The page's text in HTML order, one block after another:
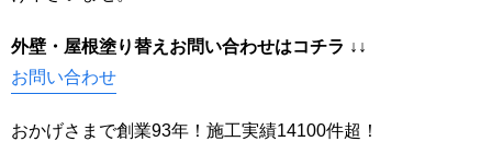
外壁・屋根塗り替えお問い合わせはコチラ ↓↓
お問い合わせ
おかげさまで創業93年！施工実績14100件超！